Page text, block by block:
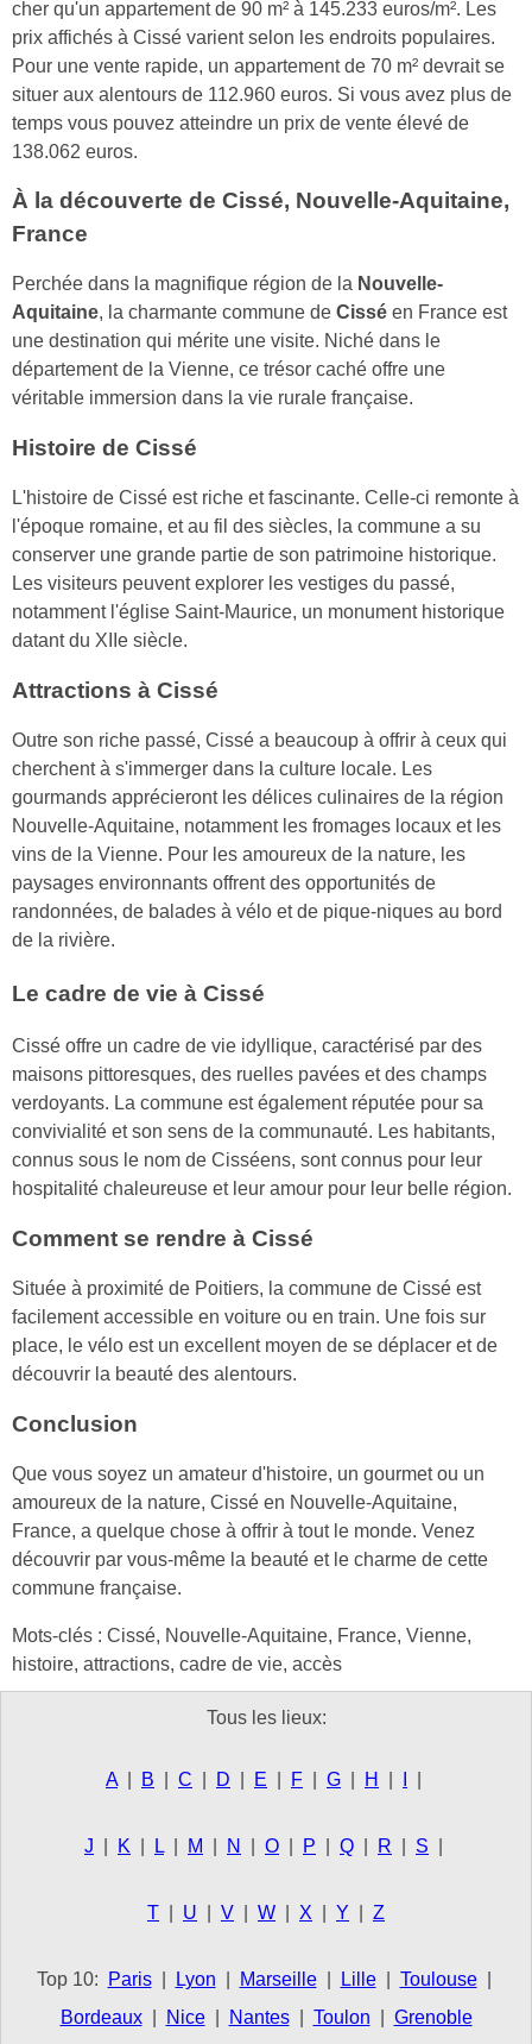
cher qu'un appartement de 90 m² à 145.233 euros/m². Les
prix affichés à Cissé varient selon les endroits populaires.
Pour une vente rapide, un appartement de 70 m² devrait se
situer aux alentours de 112.960 euros. Si vous avez plus de
temps vous pouvez atteindre un prix de vente élevé de
138.062 euros.
À la découverte de Cissé, Nouvelle-Aquitaine,
France
Perchée dans la magnifique région de la Nouvelle-
Aquitaine, la charmante commune de Cissé en France est
une destination qui mérite une visite. Niché dans le
département de la Vienne, ce trésor caché offre une
véritable immersion dans la vie rurale française.
Histoire de Cissé
L'histoire de Cissé est riche et fascinante. Celle-ci remonte à
l'époque romaine, et au fil des siècles, la commune a su
conserver une grande partie de son patrimoine historique.
Les visiteurs peuvent explorer les vestiges du passé,
notamment l'église Saint-Maurice, un monument historique
datant du XIIe siècle.
Attractions à Cissé
Outre son riche passé, Cissé a beaucoup à offrir à ceux qui
cherchent à s'immerger dans la culture locale. Les
gourmands apprécieront les délices culinaires de la région
Nouvelle-Aquitaine, notamment les fromages locaux et les
vins de la Vienne. Pour les amoureux de la nature, les
paysages environnants offrent des opportunités de
randonnées, de balades à vélo et de pique-niques au bord
de la rivière.
Le cadre de vie à Cissé
Cissé offre un cadre de vie idyllique, caractérisé par des
maisons pittoresques, des ruelles pavées et des champs
verdoyants. La commune est également réputée pour sa
convivialité et son sens de la communauté. Les habitants,
connus sous le nom de Cisséens, sont connus pour leur
hospitalité chaleureuse et leur amour pour leur belle région.
Comment se rendre à Cissé
Située à proximité de Poitiers, la commune de Cissé est
facilement accessible en voiture ou en train. Une fois sur
place, le vélo est un excellent moyen de se déplacer et de
découvrir la beauté des alentours.
Conclusion
Que vous soyez un amateur d'histoire, un gourmet ou un
amoureux de la nature, Cissé en Nouvelle-Aquitaine,
France, a quelque chose à offrir à tout le monde. Venez
découvrir par vous-même la beauté et le charme de cette
commune française.
Mots-clés : Cissé, Nouvelle-Aquitaine, France, Vienne,
histoire, attractions, cadre de vie, accès
Tous les lieux:
A B C D E F G H
J K L M N O P Q R S
T U V W X Y Z
Top 10: Paris| Lyon Marseille| Lille| Toulouse|
Bordeaux| Nice| Nantes| Toulon Grenoble